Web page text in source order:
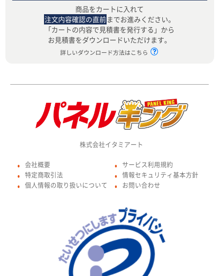
商品をカートに入れて
注文内容確認の直前までお進みください。
「カートの内容で見積書を発行する」から
お見積書をダウンロードいただけます。
詳しいダウンロード方法はこちら
株式会社イタミアート
● 会社概要
● 特定商取引法
● 個人情報の取り扱いについて
● サービス利用規約
● 情報セキュリティ基本方針
● お問い合わせ